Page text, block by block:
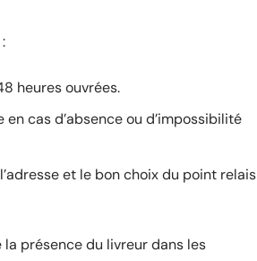
heures ouvrées.
cas d’absence ou d’impossibilité
et le bon choix du point relais
la présence du livreur dans les